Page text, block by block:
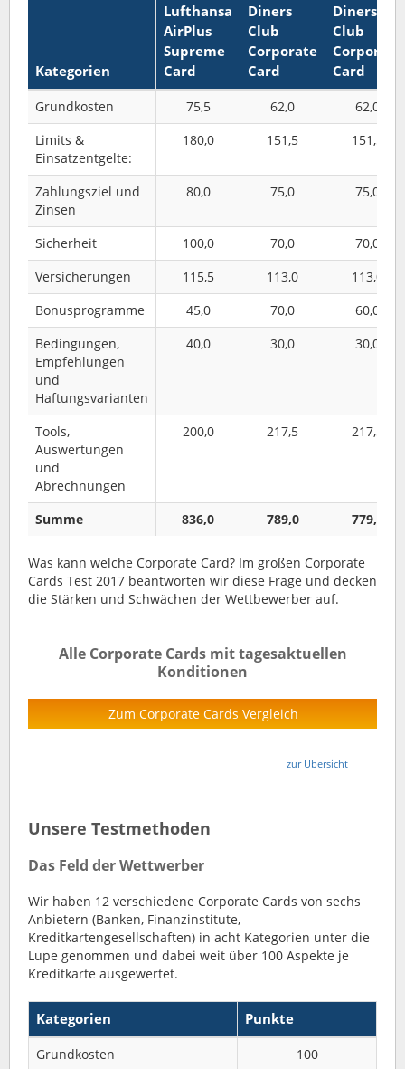
Kategorien
Lufthansa
AirPlus
Supreme
Card
Diners
Club
Corporate
Card
Diners
Club
Corporate
Card
Grundkosten 75,5 62,0
62,0
Limits &
Einsatzentgelte:
180,0 151,5 151,5
Zahlungsziel und
Zinsen
80,0 75,0 75,0
Sicherheit 100,0 70,0
70,0
Versicherungen
115,5 113,0
113,0
Bonusprogramme
45,0 70,0
60,0
Bedingungen,
Empfehlungen
und
Haftungsvarianten
40,0 30,0 30,0
Tools,
Auswertungen
und
Abrechnungen
200,0 217,5 217,5
Summe 836,0 789,0 779,0
Was kann welche Corporate Card? Im großen Corporate
Cards Test 2017 beantworten wir diese Frage und decken
die Stärken und Schwächen der Wettbewerber auf.
Alle Corporate Cards mit tagesaktuellen
Konditionen
Zum Corporate Cards Vergleich
zur Übersicht
Unsere Testmethoden
Das Feld der Wettwerber
Wir haben 12 verschiedene Corporate Cards von sechs
Anbietern (Banken, Finanzinstitute,
Kreditkartengesellschaften) in acht Kategorien unter die
Lupe genommen und dabei weit über 100 Aspekte je
Kreditkarte ausgewertet.
Kategorien Punkte
Grundkosten 100